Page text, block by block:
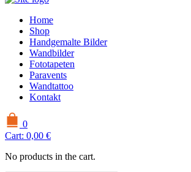
Home
Shop
Handgemalte Bilder
Wandbilder
Fototapeten
Paravents
Wandtattoo
Kontakt
0
Cart: 0,00 €
No products in the cart.